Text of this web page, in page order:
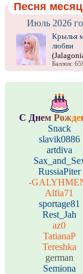
Песня
Июль 2026
Крылья
любви
Баллов:
С Днем Рожде
Snack
slavik0886
artdiva
RussiaPiter
-
Alfia71
sportage81
Rest_Jah
az0
TatianaP
Tereshka
german
Semiona